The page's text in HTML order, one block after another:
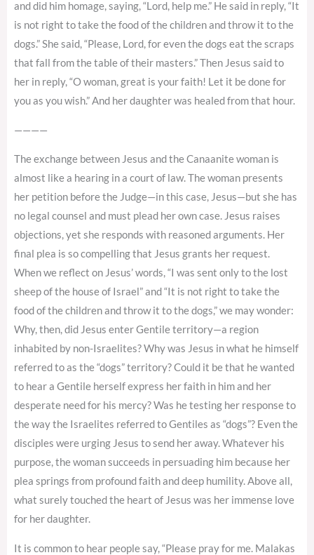
and did him homage, saying, “Lord, help me.” He said in reply, “It
is not right to take the food of the children and throw it to the
dogs.” She said, “Please, Lord, for even the dogs eat the scraps
that fall from the table of their masters.” Then Jesus said to
her in reply, “O woman, great is your faith! Let it be done for
you as you wish.” And her daughter was healed from that hour.
————
The exchange between Jesus and the Canaanite woman is
almost like a hearing in a court of law. The woman presents
her petition before the Judge—in this case, Jesus—but she has
no legal counsel and must plead her own case. Jesus raises
objections, yet she responds with reasoned arguments. Her
final plea is so compelling that Jesus grants her request.
When we reflect on Jesus’ words, “I was sent only to the lost
sheep of the house of Israel” and “It is not right to take the
food of the children and throw it to the dogs,” we may wonder:
Why, then, did Jesus enter Gentile territory—a region
inhabited by non-Israelites? Why was Jesus in what he himself
referred to as the “dogs” territory? Could it be that he wanted
to hear a Gentile herself express her faith in him and her
desperate need for his mercy? Was he testing her response to
the way the Israelites referred to Gentiles as “dogs”? Even the
disciples were urging Jesus to send her away. Whatever his
purpose, the woman succeeds in persuading him because her
plea springs from profound faith and deep humility. Above all,
what surely touched the heart of Jesus was her immense love
for her daughter.
It is common to hear people say, “Please pray for me. Malakas